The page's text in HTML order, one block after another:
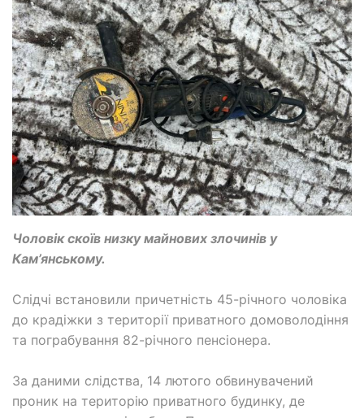
Чоловік скоїв низку майнових злочинів у
Кам’янському.
Слідчі встановили причетність 45-річного чоловіка
до крадіжки з території приватного домоволодіння
та пограбування 82-річного пенсіонера.
За даними слідства, 14 лютого обвинувачений
проник на територію приватного будинку, де